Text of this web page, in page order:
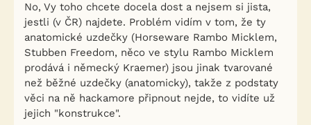
No, Vy toho chcete docela dost a nejsem si jista,
jestli (v ČR) najdete. Problém vidím v tom, že ty
anatomické uzdečky (Horseware Rambo Micklem,
Stubben Freedom, něco ve stylu Rambo Micklem
prodává i německý Kraemer) jsou jinak tvarované
než běžné uzdečky (anatomicky), takže z podstaty
věci na ně hackamore připnout nejde, to vidíte už
jejich "konstrukce".